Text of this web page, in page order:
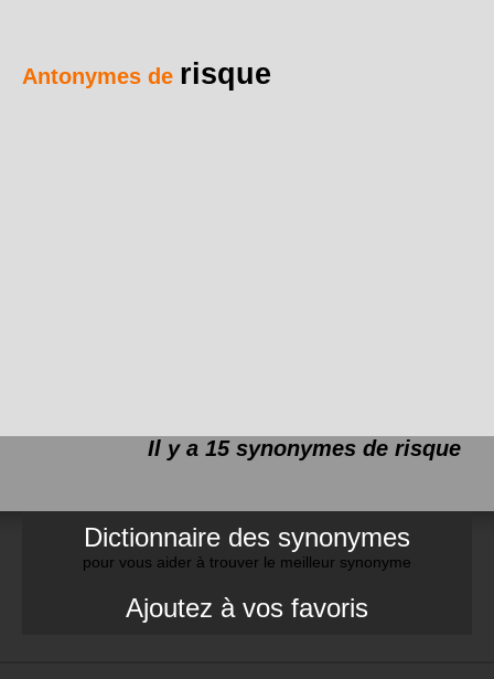
Antonymes de risque
Il y a 15 synonymes de risque
Dictionnaire des synonymes
pour vous aider à trouver le meilleur synonyme
Ajoutez à vos favoris